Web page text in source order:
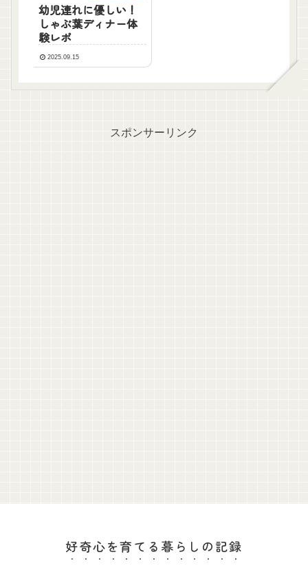
幼児連れに優しい！
しゃぶ葉ディナー体
験レポ
2025.09.15
スポンサーリンク
好奇心を育てる暮らしの記録